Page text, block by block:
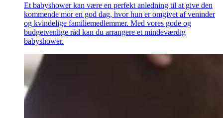
Et babyshower kan være en perfekt anledning til at give den
kommende mor en god dag, hvor hun er omgivet af veninder
og kvindelige familiemedlemmer. Med vores gode og
budgetvenlige råd kan du arrangere et mindeværdig
babyshower.